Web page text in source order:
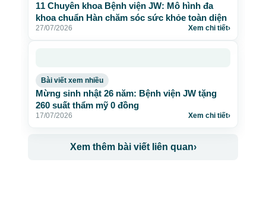
11 Chuyên khoa Bệnh viện JW: Mô hình đa
khoa chuẩn Hàn chăm sóc sức khỏe toàn diện
27/07/2026 Xem chi tiết›
Bài viết xem nhiều
Mừng sinh nhật 26 năm: Bệnh viện JW tặng
260 suất thẩm mỹ 0 đồng
17/07/2026 Xem chi tiết›
Xem thêm bài viết liên quan›